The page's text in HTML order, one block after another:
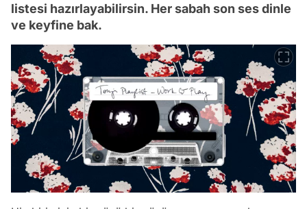
listesi hazırlayabilirsin. Her sabah son ses dinle
ve keyfine bak.